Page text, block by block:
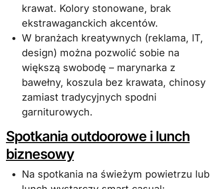
krawat. Kolory stonowane, brak
ekstrawaganckich akcentów.
W branżach kreatywnych (reklama, IT,
design) można pozwolić sobie na
większą swobodę – marynarka z
bawełny, koszula bez krawata, chinosy
zamiast tradycyjnych spodni
garniturowych.
Spotkania outdoorowe i lunch
biznesowy
Na spotkania na świeżym powietrzu lub